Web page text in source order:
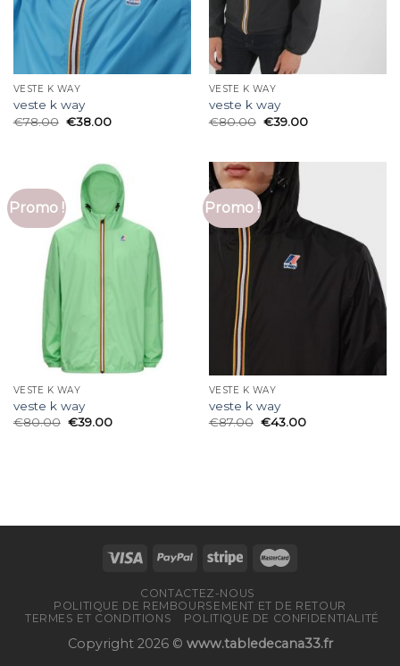
VESTE K WAY
veste k way
€78.00 €38.00
VESTE K WAY
veste k way
€80.00 €39.00
Promo !
VESTE K WAY
veste k way
€80.00 €39.00
Promo !
VESTE K WAY
veste k way
€87.00 €43.00
CONTACTEZ-NOUS
POLITIQUE DE REMBOURSEMENT ET DE RETOUR
TERMES ET CONDITIONS
POLITIQUE DE CONFIDENTIALITÉ
Copyright 2026 © www.tabledecana33.fr